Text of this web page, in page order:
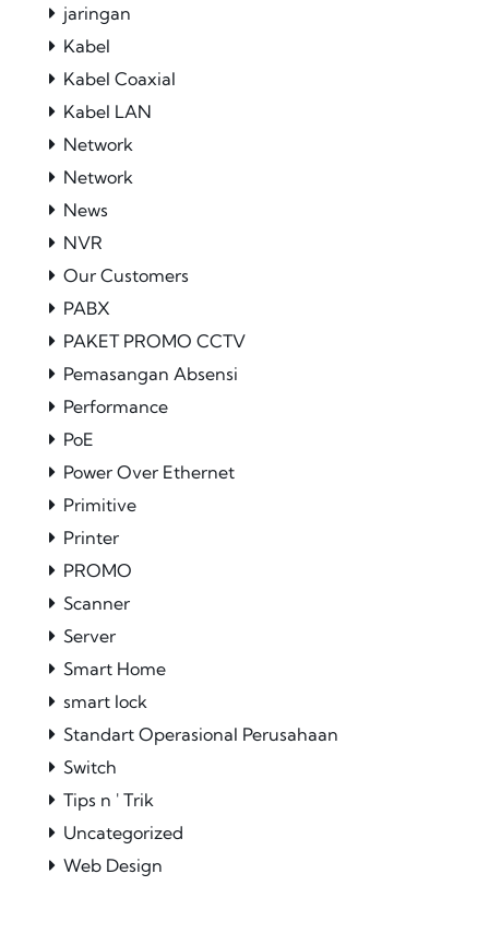
jaringan
Kabel
Kabel Coaxial
Kabel LAN
Network
Network
News
NVR
Our Customers
PABX
PAKET PROMO CCTV
Pemasangan Absensi
Performance
PoE
Power Over Ethernet
Primitive
Printer
PROMO
Scanner
Server
Smart Home
smart lock
Standart Operasional Perusahaan
Switch
Tips n ' Trik
Uncategorized
Web Design